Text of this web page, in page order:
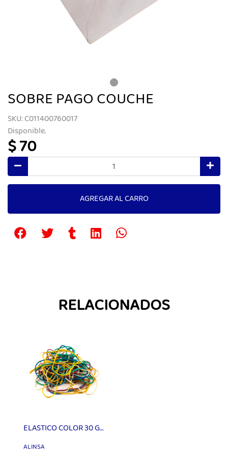
SOBRE PAGO COUCHE
SKU: C011400760017
Disponible.
$ 70
AGREGAR AL CARRO
RELACIONADOS
ELASTICO COLOR 30 GR ALINSA
ALINSA